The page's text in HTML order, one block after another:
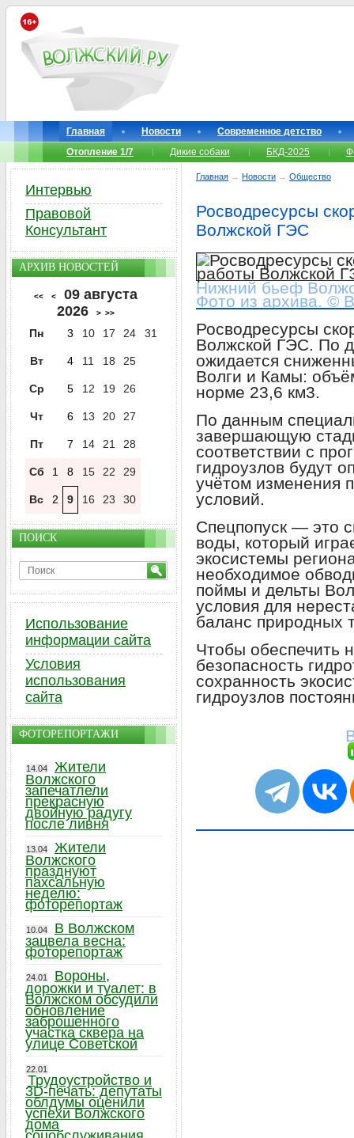
Главная Новости
Современное детство
Отопление 1/7
Дикие собаки БКД-2025
Главная → Новости → Общество
Росводресурсы
Волжской ГЭС
Нижний бьеф
Фото из архива. ©
Росводресурсы
Волжской ГЭС. По
ожидается
Волги и Камы:
норме 23,6 км3.
По данным
завершающую
соответствии с
гидроузлов будут
учётом изменения
условий.
Спецпопуск — это
воды, который
экосистемы
необходимое
поймы и дельты
условия для
баланс природных
Чтобы обеспечить
безопасность
сохранность
гидроузлов
Интервью
Правовой
Консультант
АРХИВ НОВОСТЕЙ
<< <
09 августа
2026
> >>
Пн 3 10 17 24 31
Вт 4 11 18 25
Ср 5 12 19 26
Чт 6 13 20 27
Пт 7 14 21 28
Сб 1 8 15 22 29
Вс 2 9 16 23 30
ПОИСК
Использование
информации сайта
Условия
использования
сайта
ФОТОРЕПОРТАЖИ
14.04
Жители
Волжского
запечатлели
прекрасную
двойную радугу
после ливня
13.04
Жители
Волжского
празднуют
пахсальную
неделю:
фоторепортаж
10.04
В Волжском
зацвела весна:
фоторепортаж
24.01
Вороны,
дорожки и туалет: в
Волжском обсудили
обновление
заброшенного
участка сквера на
улице Советской
22.01
Трудоустройство и
3D-печать: депутаты
облдумы оценили
успехи Волжского
дома